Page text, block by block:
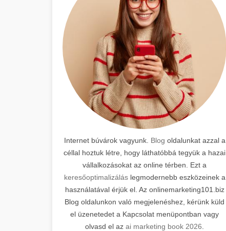
Internet búvárok vagyunk. Blog oldalunkat azzal a
céllal hoztuk létre, hogy láthatóbbá tegyük a hazai
vállalkozásokat az online térben. Ezt a
keresőoptimalizáláslegmodernebb eszközeinek a
használatával érjük el. Az onlinemarketing101.biz
Blog oldalunkon való megjelenéshez, kérünk küld
el üzenetedet a Kapcsolat menüpontban vagy
olvasd el az ai marketing book 2026